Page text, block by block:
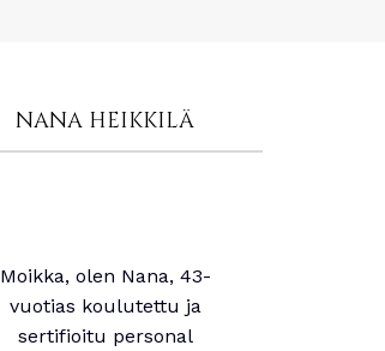
NANA HEIKKILÄ
Moikka, olen Nana, 43-
vuotias koulutettu ja
sertifioitu personal